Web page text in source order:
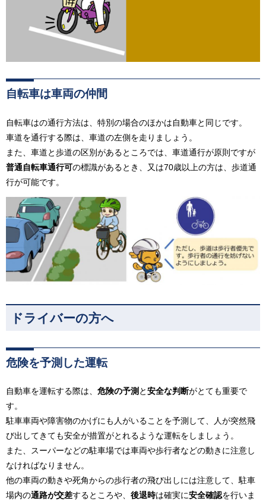
自転車は車両の仲間
自転車はの通行方法は、特別の場合のほかは自動車と同じです。
車道を通行する際は、車道の左側を走りましょう。
また、車道と歩道の区別があるところでは、車道通行が原則ですが
普通自転車通行可の標識があるとき、又は70歳以上の方は、歩道通
行が可能です。
ドライバーの方へ
危険を予測した運転
自動車を運転する際は、 危険の予測 と安全な判断がとても重要で
す。
駐車車両や障害物のかげにも人がいることを予測して、人が突然飛
び出してきても安全が措置がとれるような運転をしましょう。
また、スーパーなどの駐車場では車両や歩行者などの動きに注意し
なければなりません。
他の車両の動きや死角からの歩行者の飛び出しには注意して、駐車
場内の通路が交差するところや、 後退時は確実に安全確認を行いま